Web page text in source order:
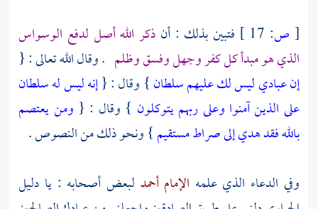
[ ص: فتبين بذلك : أن ذكر الله أصل لدفع الوسواس
الذي هو مبدأ كل كفر وجهل وفسق وظلم . وقال الله تعالى : {
إن عبادي ليس لك عليهم سلطان} وقال : {إنه ليس له سلطان
على الذين آمنوا وعلى ربهم يتوكلون } وقال : { ومن يعتصم
بالله فقد هدي إلى صراط مستقيم} ونحو ذلك من النصوص .
وفي الدعاء الذي علمه الإمام أحمد لبعض أصحابه : يا دليل